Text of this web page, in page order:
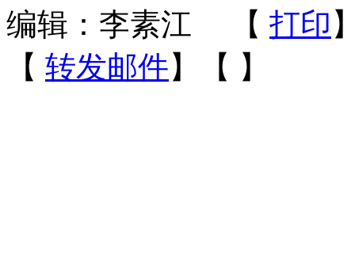
编辑：李素江
【 打印
【 转发邮件】【 】